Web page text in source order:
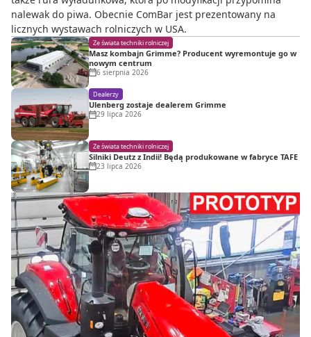
nalewak do piwa. Obecnie ComBar jest prezentowany na
licznych wystawach rolniczych w USA.
Ze świata techniki rolniczej
Masz kombajn Grimme? Producent wyremontuje go w
nowym centrum
6 sierpnia 2026
Dealerzy
Ulenberg zostaje dealerem Grimme
29 lipca 2026
Ze świata techniki rolniczej
Silniki Deutz z Indii! Będą produkowane w fabryce TAFE
23 lipca 2026